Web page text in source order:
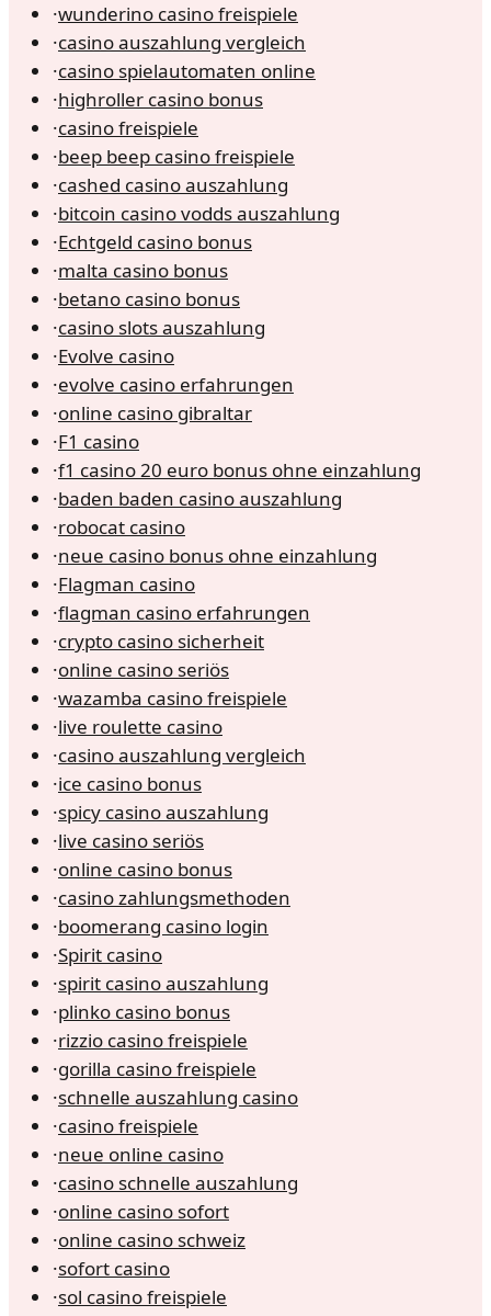
·wunderino casino freispiele
·casino auszahlung vergleich
·casino spielautomaten online
·highroller casino bonus
·casino freispiele
·beep beep casino freispiele
·cashed casino auszahlung
·bitcoin casino vodds auszahlung
·Echtgeld casino bonus
·malta casino bonus
·betano casino bonus
·casino slots auszahlung
·Evolve casino
·evolve casino erfahrungen
·online casino gibraltar
·F1 casino
·f1 casino 20 euro bonus ohne einzahlung
·baden baden casino auszahlung
·robocat casino
·neue casino bonus ohne einzahlung
·Flagman casino
·flagman casino erfahrungen
·crypto casino sicherheit
·online casino seriös
·wazamba casino freispiele
·live roulette casino
·casino auszahlung vergleich
·ice casino bonus
·spicy casino auszahlung
·live casino seriös
·online casino bonus
·casino zahlungsmethoden
·boomerang casino login
·Spirit casino
·spirit casino auszahlung
·plinko casino bonus
·rizzio casino freispiele
·gorilla casino freispiele
·schnelle auszahlung casino
·casino freispiele
·neue online casino
·casino schnelle auszahlung
·online casino sofort
·online casino schweiz
·sofort casino
·sol casino freispiele